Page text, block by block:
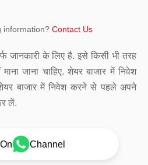
information? Contact Us
जानकारी के लिए है. इसे किसी भी तरह
जाना चाहिए. शेयर बाजार में निवेश
बाजार में निवेश करने से पहले अपने
लें.
Channel